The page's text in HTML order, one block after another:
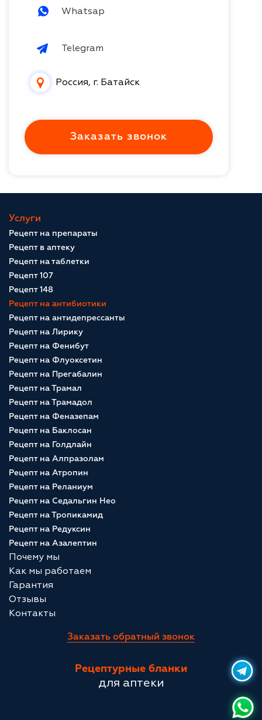
Whatsap
Telegram
Россия, г. Батайск
Заказать звонок
Рецептурные бланки
для аптеки
Услуги
Рецепт на препараты
Рецепт в аптеку
Рецепт на таблетки
Рецепт 107
Рецепт 148
Рецепт на антибиотики
Рецепт на антидепрессанты
Рецепт на Лирику
Рецепт на Фенибут
Рецепт на Флуоксетин
Рецепт на Прегабалин
Рецепт на Трамал
Рецепт на Трамадол
Рецепт на Феназепам
Рецепт на Баклосан
Рецепт на Голдлайн
Рецепт на Алпразолам
Рецепт на Атропин
Рецепт на Реланиум
Рецепт на Седальгин Нео
Рецепт на Тропикамид
Рецепт на Редуксин
Рецепт на Азалептин
Почему мы
Как мы работаем
Гарантия
Отзывы
Контакты
Заказать обратный звонок